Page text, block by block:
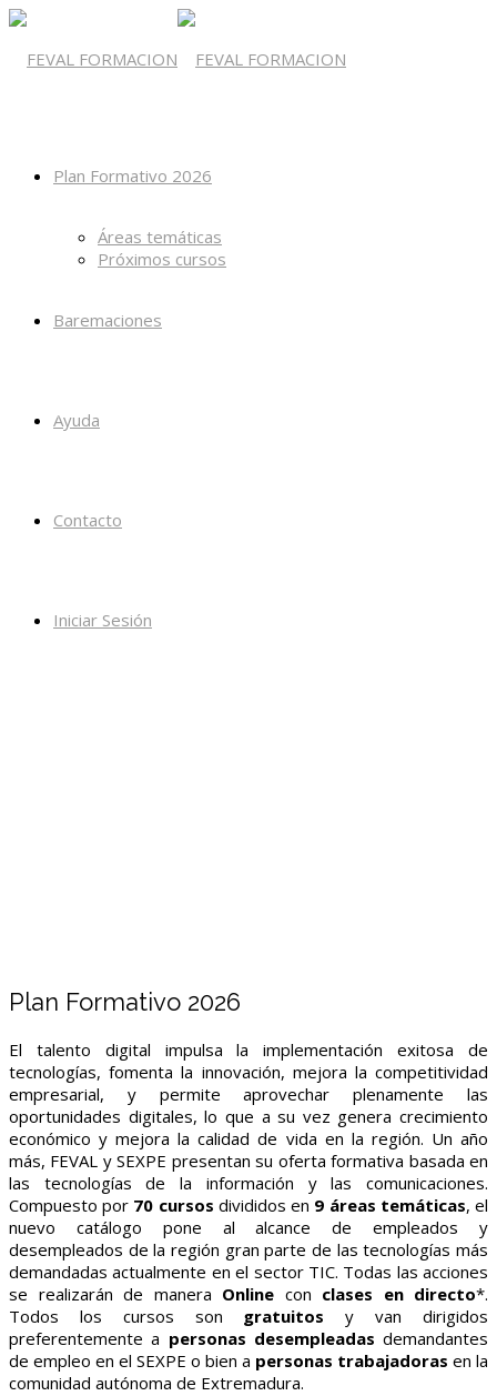
Plan Formativo 2026
Áreas temáticas
Próximos cursos
Baremaciones
Ayuda
Contacto
Iniciar Sesión
Plan Formativo 2026
El talento digital impulsa la implementación exitosa de
tecnologías, fomenta la innovación, mejora la competitividad
empresarial, y permite aprovechar plenamente las
oportunidades digitales, lo que a su vez genera crecimiento
económico y mejora la calidad de vida en la región. Un año
más, FEVAL y SEXPE presentan su oferta formativa basada en
las tecnologías de la información y las comunicaciones.
Compuesto por 70 cursos divididos en 9 áreas temáticas, el
nuevo catálogo pone al alcance de empleados y
desempleados de la región gran parte de las tecnologías más
demandadas actualmente en el sector TIC. Todas las acciones
se realizarán de manera Online con clases en directo*.
Todos los cursos son gratuitosy van dirigidos
preferentemente a personas desempleadas demandantes
de empleo en el SEXPE o bien a personas trabajadoras en la
comunidad autónoma de Extremadura.